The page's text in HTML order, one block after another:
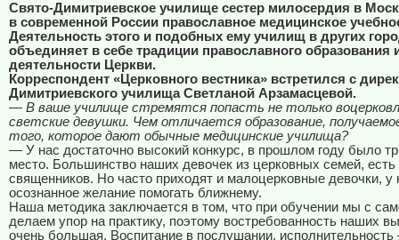
Свято-Димитриевское училище сестер милосердия в
в современной России православное медицинское
Деятельность этого и подобных ему училищ в других
объединяет в себе традиции православного образования
деятельности Церкви.
Корреспондент «Церковного вестника» встретился с
Димитриевского училища Светланой Арзамасцевой.
— В ваше училище стремятся попасть не только
светские девушки. Чем отличается образование,
того, которое дают обычные медицинские училища?
— У нас достаточно высокий конкурс, в прошлом году было
место. Большинство наших девочек из церковных семей, есть
священников. Но часто приходят и малоцерковные девочки, у
осознанное желание помогать ближнему.
Наша методика заключается в том, что при обучении мы с
делаем упор на практику, поэтому востребованность наших
очень большая. Воспитание в послушании,